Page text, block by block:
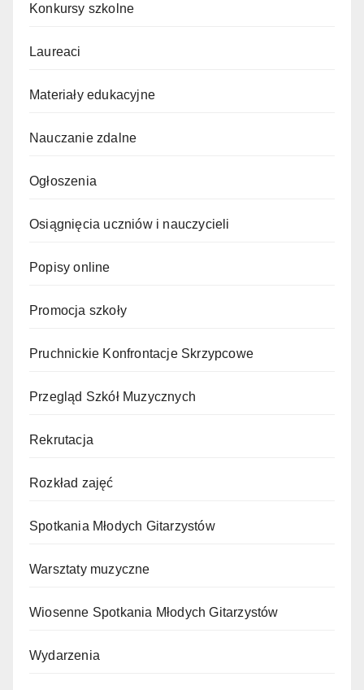
Konkursy szkolne
Laureaci
Materiały edukacyjne
Nauczanie zdalne
Ogłoszenia
Osiągnięcia uczniów i nauczycieli
Popisy online
Promocja szkoły
Pruchnickie Konfrontacje Skrzypcowe
Przegląd Szkół Muzycznych
Rekrutacja
Rozkład zajęć
Spotkania Młodych Gitarzystów
Warsztaty muzyczne
Wiosenne Spotkania Młodych Gitarzystów
Wydarzenia